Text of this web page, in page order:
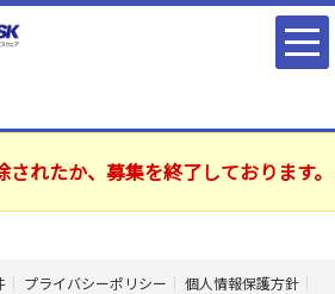
れたか、募集を終了しております。
プライバシーポリシー
個人情報保護方針